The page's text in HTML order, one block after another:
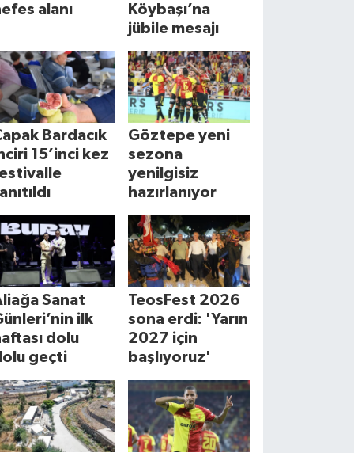
alanı
Köybaşı’na
jübile mesajı
Bardacık
15’inci kez
Göztepe yeni
sezona
yenilgisiz
hazırlanıyor
Sanat
ilk
dolu
geçti
TeosFest 2026
sona erdi: 'Yarın
2027 için
başlıyoruz'